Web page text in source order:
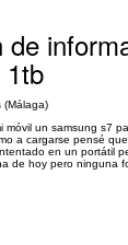
de
1tb
(Málaga)
móvil un samsung s7
a cargarse pensé
en un portátil
de hoy pero ninguna